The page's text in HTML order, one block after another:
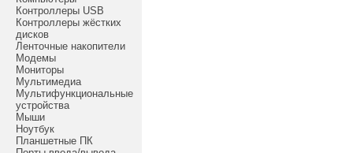
Контроллеры USB
Контроллеры жёстких
дисков
Ленточные накопители
Модемы
Мониторы
Мультимедиа
Мультифункциональные
устройства
Мыши
Ноутбук
Планшетные ПК